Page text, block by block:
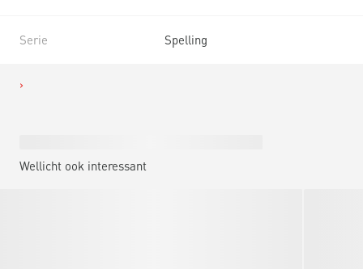
Serie Spelling
Wellicht ook interessant